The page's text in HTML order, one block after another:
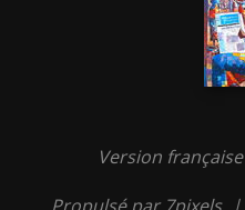
Version française